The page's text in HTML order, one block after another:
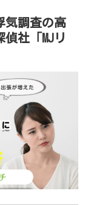
気調査の高
社「MJリ